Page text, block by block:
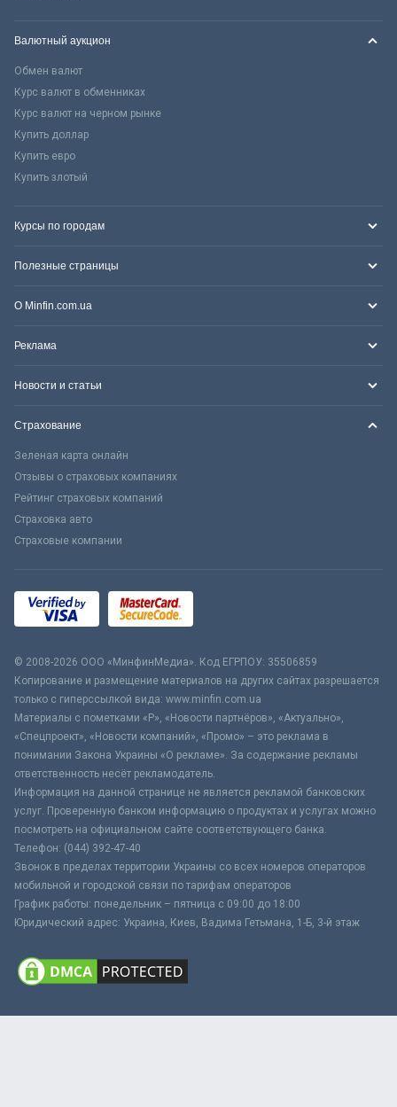
Валютный аукцион
Обмен валют
Курс валют в обменниках
Курс валют на черном рынке
Купить доллар
Купить евро
Купить злотый
Курсы по городам
Полезные страницы
О Minfin.com.ua
Реклама
Новости и статьи
Страхование
Зеленая карта онлайн
Отзывы о страховых компаниях
Рейтинг страховых компаний
Страховка авто
Страховые компании
© 2008-2026 ООО «МинфинМедиа». Код ЕГРПОУ: 35506859
Копирование и размещение материалов на других сайтах разрешается
только с гиперссылкой вида: www.minfin.com.ua
Материалы с пометками «Р», «Новости партнёров», «Актуально»,
«Спецпроект», «Новости компаний», «Промо» – это реклама в
понимании Закона Украины «О рекламе». За содержание рекламы
ответственность несёт рекламодатель.
Информация на данной странице не является рекламой банковских
услуг. Проверенную банком информацию о продуктах и услугах можно
посмотреть на официальном сайте соответствующего банка.
Телефон: (044) 392-47-40
Звонок в пределах территории Украины со всех номеров операторов
мобильной и городской связи по тарифам операторов
График работы: понедельник – пятница с 09:00 до 18:00
Юридический адрес: Украина, Киев, Вадима Гетьмана, 1-Б, 3-й этаж